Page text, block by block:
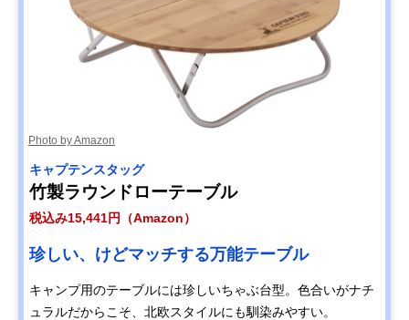
Photo by Amazon
キャプテンスタッグ
竹製ラウンドローテーブル
税込み15,441円（Amazon）
珍しい、けどマッチする万能テーブル
キャンプ用のテーブルには珍しいちゃぶ台型。色合いがナチ
ュラルだからこそ、北欧スタイルにも馴染みやすい。